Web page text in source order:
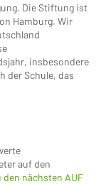
Die Stiftung ist
Hamburg. Wir
insbesondere
der Schule, das
auf den
den nächsten AUF